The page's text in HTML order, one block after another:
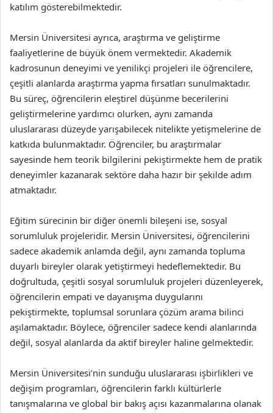
katılım gösterebilmektedir.
Mersin Üniversitesi ayrıca, araştırma ve geliştirme
faaliyetlerine de büyük önem vermektedir. Akademik
kadrosunun deneyimi ve yenilikçi projeleri ile öğrencilere,
çeşitli alanlarda araştırma yapma fırsatları sunulmaktadır.
Bu süreç, öğrencilerin eleştirel düşünme becerilerini
geliştirmelerine yardımcı olurken, aynı zamanda
uluslararası düzeyde yarışabilecek nitelikte yetişmelerine de
katkıda bulunmaktadır. Öğrenciler, bu araştırmalar
sayesinde hem teorik bilgilerini pekiştirmekte hem de pratik
deneyimler kazanarak sektöre daha hazır bir şekilde adım
atmaktadır.
Eğitim sürecinin bir diğer önemli bileşeni ise, sosyal
sorumluluk projeleridir. Mersin Üniversitesi, öğrencilerini
sadece akademik anlamda değil, aynı zamanda topluma
duyarlı bireyler olarak yetiştirmeyi hedeflemektedir. Bu
doğrultuda, çeşitli sosyal sorumluluk projeleri düzenleyerek,
öğrencilerin empati ve dayanışma duygularını
pekiştirmekte, toplumsal sorunlara çözüm arama bilinci
aşılamaktadır. Böylece, öğrenciler sadece kendi alanlarında
değil, sosyal alanlarda da aktif bireyler haline gelmektedir.
Mersin Üniversitesi’nin sunduğu uluslararası işbirlikleri ve
değişim programları, öğrencilerin farklı kültürlerle
tanışmalarına ve global bir bakış açısı kazanmalarına olanak